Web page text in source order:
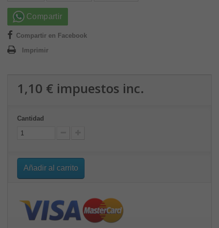
Compartir
Compartir en Facebook
Imprimir
1,10 € impuestos inc.
Cantidad
Añadir al carrito